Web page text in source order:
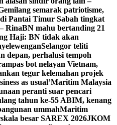
semarak patriotisme,
Pantai Timur Sabah tingkat
RinaBN mahu bertanding 21
Haji: BN tidak akan
Selangor teliti
depan, perhalusi tempoh
bot nelayan Vietnam,
tegur kelemahan projek
as usual’Maritim Malaysia
peranti suar pencari
tahun ke-55 ABIM, kenang
ummahMaritim
besar SAREX 2026JKOM